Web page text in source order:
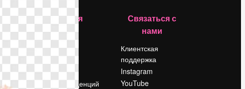
по
Компания
О нас
Вакансии
Поиск тенденций
Связаться с
нами
Клиентская
поддержка
Instagram
YouTube